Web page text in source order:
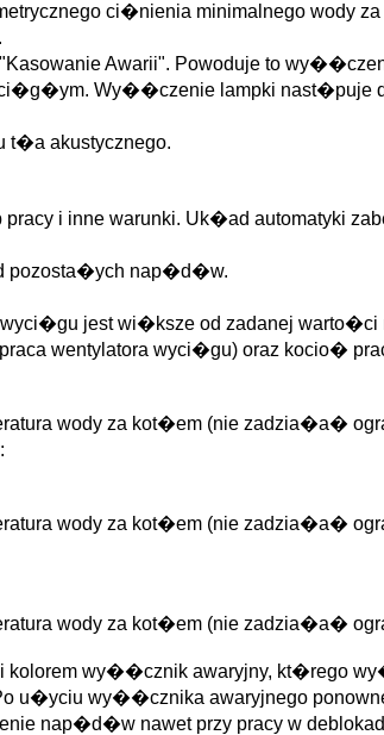
ci�nienia minimalnego wody
Awarii". Powoduje to
Wy��czenie lampki nast�puje
akustycznego.
i inne warunki. Uk�ad automatyki
pozosta�ych nap�d�w.
jest wi�ksze od zadanej
wentylatora wyci�gu) oraz kocio�
wody za kot�em (nie zadzia�a�
wody za kot�em (nie zadzia�a�
wody za kot�em (nie zadzia�a�
wy��cznik awaryjny, kt�rego
wy��cznika awaryjnego
nap�d�w nawet przy pracy w